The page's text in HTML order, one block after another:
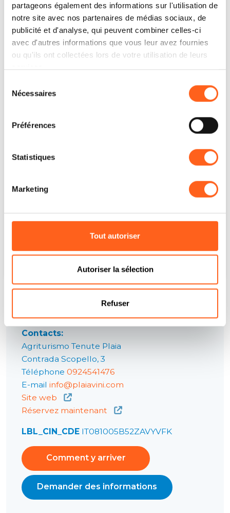
partageons également des informations sur l'utilisation de
notre site avec nos partenaires de médias sociaux, de
publicité et d'analyse, qui peuvent combiner celles-ci
avec d'autres informations que vous leur avez fournies
ou qu'ils ont collectées lors de votre utilisation de leurs
Nécessaires
Préférences
Statistiques
Marketing
Tout autoriser
Autoriser la sélection
Refuser
Contacts:
Agriturismo Tenute Plaia
Contrada Scopello, 3
Téléphone 0924541476
E-mail info@plaiavini.com
Site web
Réservez maintenant
LBL_CIN_CDE IT081005B52ZAVYVFK
Comment y arriver
Demander des informations